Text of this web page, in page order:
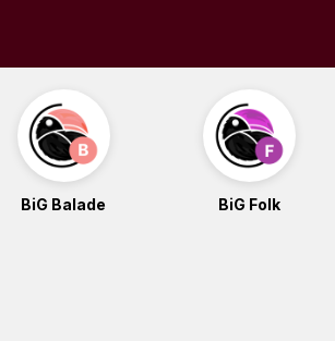
BiG Balade BiG Folk